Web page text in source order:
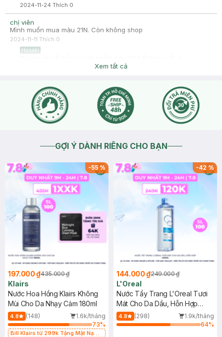
2024-11-24 Thích 0
chị viên
Mình muốn mua màu 21N. Còn không shop
2024-11-11 Thích 0
Hasaki
Xem tất cả
GỢI Ý DÀNH RIÊNG CHO BẠN
-55%
197.000 ₫435.000 ₫
Klairs
Nước Hoa Hồng Klairs Không
Mùi Cho Da Nhạy Cảm 180ml
4.8 (148)
1.6k/tháng
73%
Bill Klairs từ 299k Tặng Mặt Nạ
-42%
144.000 ₫249.000 ₫
L'Oreal
Nước Tẩy Trang L'Oreal Tươi
Mát Cho Da Dầu, Hỗn Hợp
400ml
4.8 (298)
1.9k/tháng
64%